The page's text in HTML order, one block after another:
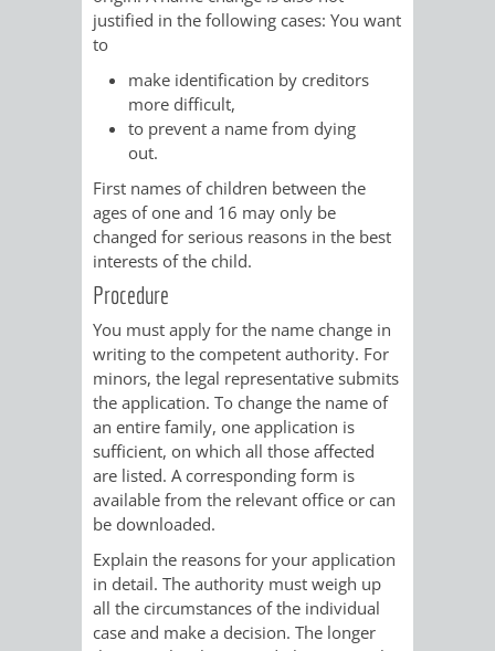
UND
FRIEDHÖFE
AMT
FÜR
BÜRGER-
justified in the following cases: You want
to
make identification by creditors
more difficult,
to prevent a name from dying
out.
First names of children between the
ages of one and 16 may only be
changed for serious reasons in the best
interests of the child.
Procedure
You must apply for the name change in
writing to the competent authority. For
minors, the legal representative submits
the application. To change the name of
an entire family, one application is
sufficient, on which all those affected
are listed. A corresponding form is
available from the relevant office or can
be downloaded.
Explain the reasons for your application
in detail. The authority must weigh up
all the circumstances of the individual
case and make a decision. The longer